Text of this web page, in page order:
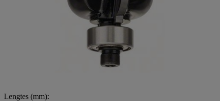
Lengtes (mm):